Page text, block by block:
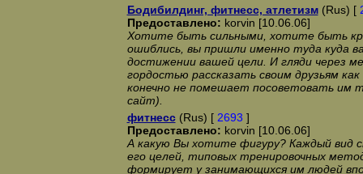
Бодибилдинг, фитнесс, атлетизм(Rus) [
Предоставлено: korvin [10.06.06]
Хотите быть сильными, хотите быть
ошиблись, вы пришли именно туда куда
достижении вашей цели. И гляди через
гордостью рассказать своим друзьям
конечно не помешает посоветовать им
сайт).
фитнесс(Rus) [ 2693 ]
Предоставлено: korvin [10.06.06]
А какую Вы хотите фигуру? Каждый вид
его целей, типовых тренировочных
формирует у занимающихся им людей